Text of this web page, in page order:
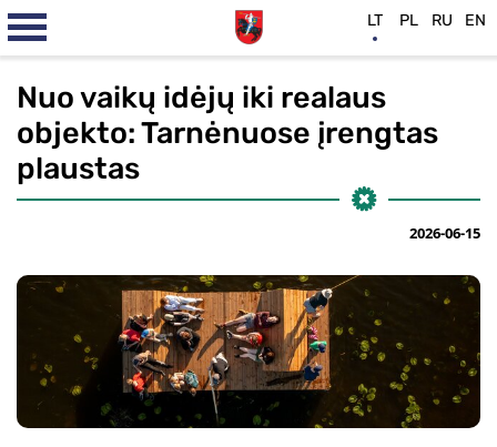
Nuo vaikų idėjų iki realaus
objekto: Tarnėnuose įrengtas
plaustas
2026-06-15
LT PL RU EN